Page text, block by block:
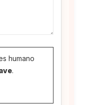
humano
.